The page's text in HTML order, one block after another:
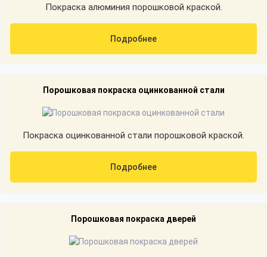
Покраска алюминия порошковой краской.
Подробнее
Порошковая покраска оцинкованной стали
Покраска оцинкованной стали порошковой краской.
Подробнее
Порошковая покраска дверей